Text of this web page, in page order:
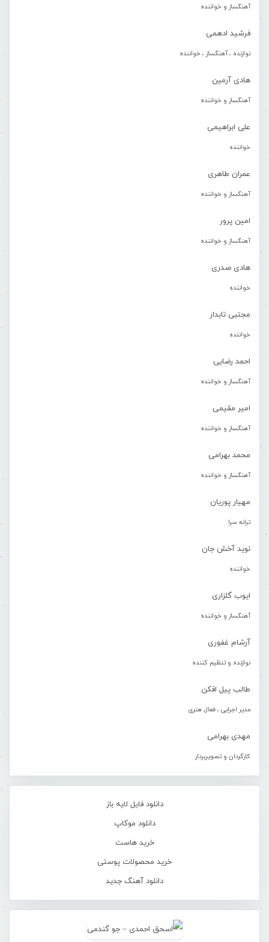
آهنگساز و خواننده
فرشید ادهمی
نوازنده ، آهنگساز ، خواننده
هادی آرمین
آهنگساز و خواننده
علی ابراهیمی
خواننده
عمران طاهری
آهنگساز و خواننده
امین پرور
آهنگساز و خواننده
هادی صدری
خواننده
مجتبی تابدار
خواننده
احمد رضایی
آهنگساز و خواننده
امیر مقیمی
آهنگساز و خواننده
محمد بهرامی
آهنگساز و خواننده
مهیار پوریان
ترانه سرا
نوید آخش جان
خواننده
ایوب گلزاری
آهنگساز و خواننده
آرشام غفوری
نوازنده و تنظیم کننده
طالب پیل افکن
مدیر اجرایی ، فعال هنری
مهدی بهرامی
کارگردان و تصویربردار
دانلود فایل لایه باز
دانلود موکاپ
خرید هاست
خرید محصولات پوستی
دانلود آهنگ جدید